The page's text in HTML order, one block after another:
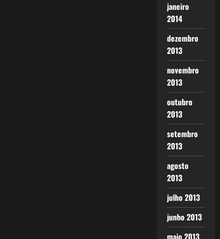
janeiro
2014
dezembro
2013
novembro
2013
outubro
2013
setembro
2013
agosto
2013
julho 2013
junho 2013
maio 2013